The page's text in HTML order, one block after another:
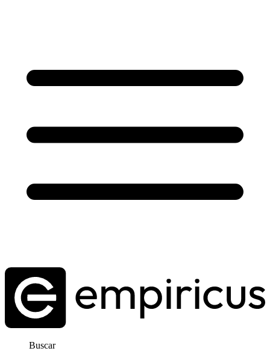
Buscar